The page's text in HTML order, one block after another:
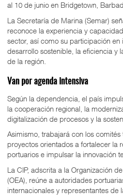
al 10 de junio en Bridgetown,
La Secretaría de Marina (Semar)
reconoce la experiencia y
sector, así como su participación en
desarrollo sostenible, la eficiencia y
de la región.
Van por agenda intensiva
Según la dependencia, el país
la cooperación regional, la
digitalización de procesos y la
Asimismo, trabajará con los
proyectos orientados a fortalecer la
portuarios e impulsar la innovación
La CIP, adscrita a la Organización
(OEA), reúne a autoridades
internacionales y representantes de